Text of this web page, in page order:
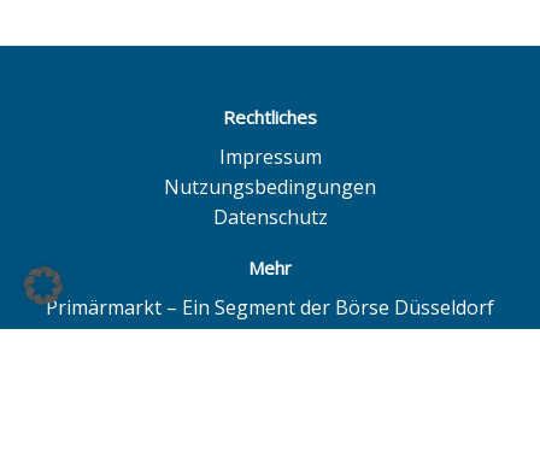
Rechtliches
Impressum
Nutzungsbedingungen
Datenschutz
Mehr
Primärmarkt – Ein Segment der Börse Düsseldorf
Quotrix – Ein System der Börse Düsseldorf